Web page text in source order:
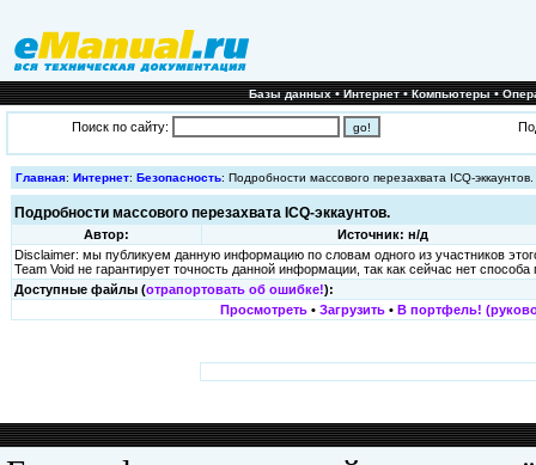
Базы данных•Интернет•Компьютеры•
Поиск по сайту:
Главная: Интернет: Безопасность: Подробности массового перезахвата ICQ-эккаунтов.
Подробности массового перезахвата ICQ-эккаунтов.
Автор:
Источник: н/д
Disclaimer: мы публикуем данную информацию по словам одного из участников
Team Void не гарантирует точность данной информации, так как сейчас нет
Доступные файлы (отрапортовать об ошибке!):
Просмотреть • Загрузить • В портфель!